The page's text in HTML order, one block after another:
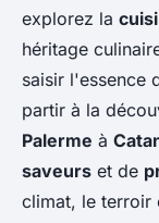
explorez la
héritage
saisir l'essence
partir à la
Palerme à
saveurs et de
climat, le terroir